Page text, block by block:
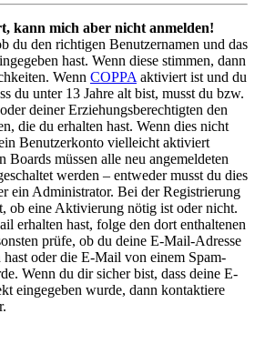
kann mich aber nicht anmelden!
du den richtigen Benutzernamen und das
hast. Wenn diese stimmen, dann
Wenn COPPA aktiviert ist und du
du unter 13 Jahre alt bist, musst du bzw.
deiner Erziehungsberechtigten den
die du erhalten hast. Wenn dies nicht
Benutzerkonto vielleicht aktiviert
Boards müssen alle neu angemeldeten
werden – entweder musst du dies
ein Administrator. Bei der Registrierung
ob eine Aktivierung nötig ist oder nicht.
erhalten hast, folge den dort enthaltenen
prüfe, ob du deine E-Mail-Adresse
hast oder die E-Mail von einem Spam-
Wenn du dir sicher bist, dass deine E-
eingegeben wurde, dann kontaktiere